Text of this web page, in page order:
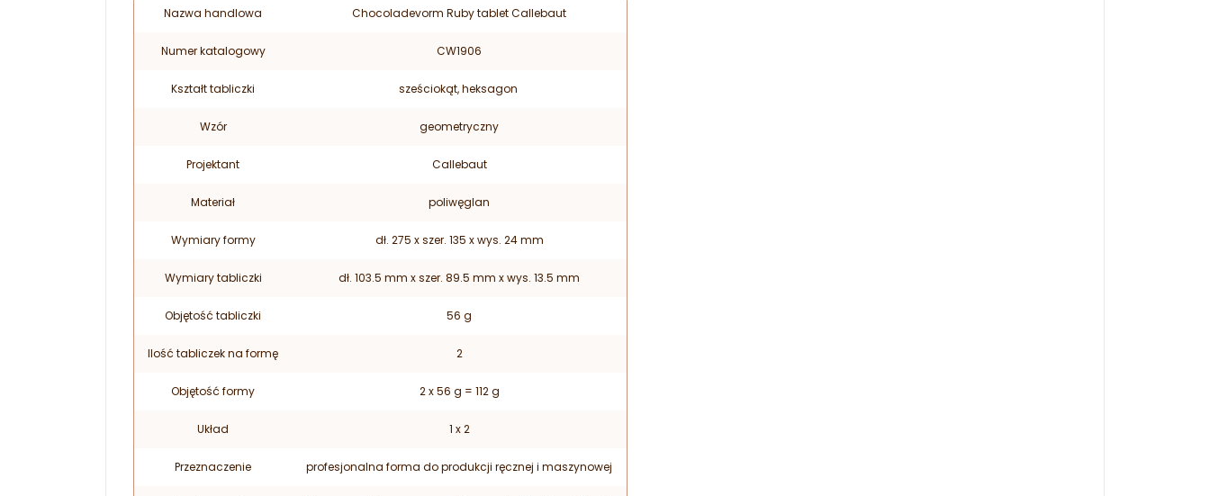
Nazwa handlowa Chocoladevorm Ruby tablet Callebaut
Numer katalogowy CW1906
Kształt tabliczki sześciokąt, heksagon
Wzór geometryczny
Projektant Callebaut
Materiał poliwęglan
Wymiary formy dł. 275 x szer. 135 x wys. 24 mm
Wymiary tabliczki dł. 103.5 mm x szer. 89.5 mm x wys. 13.5 mm
Objętość tabliczki 56 g
Ilość tabliczek na formę 2
Objętość formy 2 x 56 g = 112 g
Układ 1 x 2
Przeznaczenie profesjonalna forma do produkcji ręcznej i maszynowej